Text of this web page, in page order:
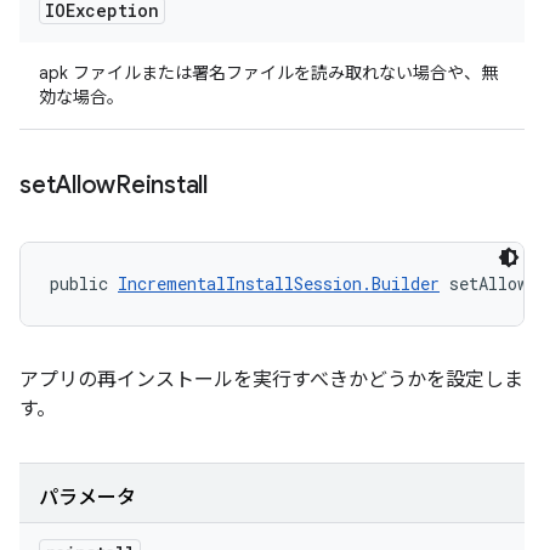
IOException
apk ファイルまたは署名ファイルを読み取れない場合や、無
効な場合。
setAllowReinstall
public IncrementalInstallSession.Builder
アプリの再インストールを実行すべきかどうかを設定しま
す。
パラメータ